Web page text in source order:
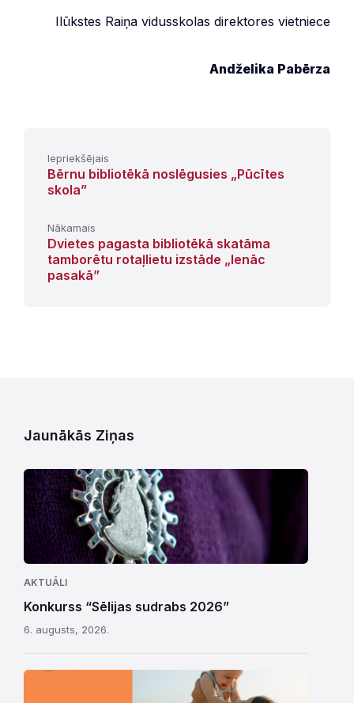
Ilūkstes Raiņa vidusskolas direktores vietniece
Andželika Pabērza
Iepriekšējais
Bērnu bibliotēkā noslēgusies „Pūcītes
skola”
Nākamais
Dvietes pagasta bibliotēkā skatāma
tamborētu rotaļlietu izstāde „Ienāc
pasakā”
Jaunākās Ziņas
AKTUĀLI
Konkurss “Sēlijas sudrabs 2026”
6. augusts, 2026.